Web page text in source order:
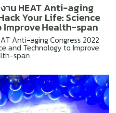
าน HEAT Anti-aging
Your Life: Science
Health-span
Anti-aging Congress 2022
and Technology to Improve
span